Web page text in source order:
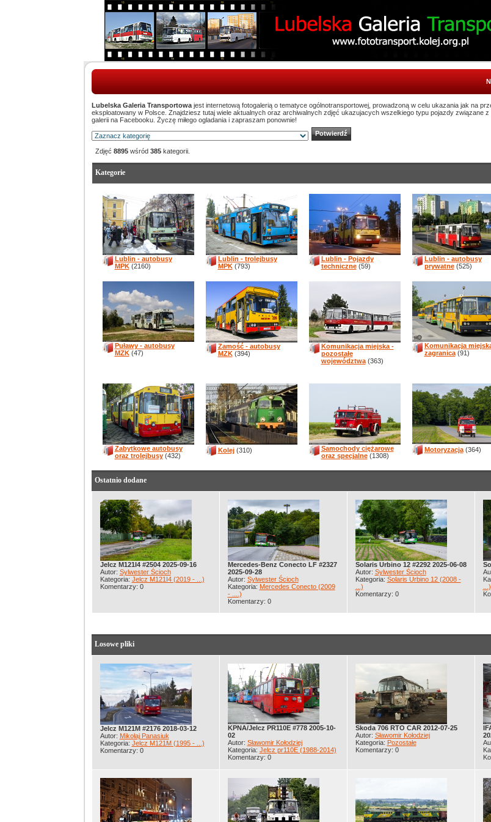
Lubelska Galeria Transportowajest internetową fotogalerią o tematyce ogólnotransportowej, prowadzoną w celu ukazania jak na
eksploatowany w Polsce. Znajdziesz tutaj wiele aktualnych oraz archiwalnych zdjęć ukazujacych wszelkiego typu pojazdy związane
galerii na Facebooku. Życzę miłego ogladania i zapraszam ponownie!
Zdjęć 8895wśród 385kategorii.
Kategorie
Lublin - autobusy
MPK(2160)
Lublin - trolejbusy
MPK(793)
Lublin - Pojazdy
techniczne(59)
Lublin - autobusy
prywatne(525)
Puławy - autobusy
MZK(47)
Zamość - autobusy
MZK(394)
Komunikacja miejska -
pozostałe
województwa(363)
Komunikacja
zagranica(91)
Zabytkowe autobusy
oraz trolejbusy(432)
Kolej(310)
Samochody ciężarowe
oraz specjalne(1308)
Motoryzacja(364)
Ostatnio dodane
Jelcz M121I4 #2504 2025-09-16
Autor: Sylwester Ścioch
Kategoria: Jelcz M121I4 (2019 - ...)
Komentarzy: 0
Mercedes-Benz Conecto LF #2327
2025-09-28
Autor: Sylwester Ścioch
Kategoria: Mercedes Conecto (2009
- ....)
Komentarzy: 0
Solaris Urbino 12 #2292 2025-06-08
Autor: Sylwester Ścioch
Kategoria: Solaris Urbino 12 (2008 -
...)
Komentarzy: 0
...)
Losowe pliki
Jelcz M121M #2176 2018-03-12
Autor: Mikołaj Panasiuk
Kategoria: Jelcz M121M (1995 - ...)
Komentarzy: 0
KPNA/Jelcz PR110E #778 2005-10-
02
Autor: Sławomir Kołodziej
Kategoria: Jelcz pr110E (1988-2014)
Komentarzy: 0
Skoda 706 RTO CAR 2012-07-25
Autor: Sławomir Kołodziej
Kategoria: Pozostałe
Komentarzy: 0